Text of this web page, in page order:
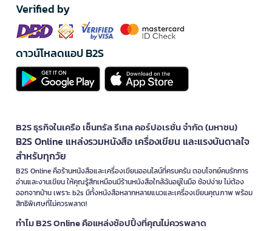
Verified by
ดาวน์โหลดแอป B2S
B2S ธุรกิจในเครือ เซ็นทรัล รีเทล คอร์ปอเรชั่น จำกัด (มหาชน)
B2S Online แหล่งรวมหนังสือ เครื่องเขียน และแรงบันดาลใจ
สำหรับทุกวัย
B2S Online คือร้านหนังสือและเครื่องเขียนออนไลน์ที่ครบครัน ตอบโจทย์คนรักการ
อ่านและงานเขียน ให้คุณรู้สึกเหมือนมีร้านหนังสือใกล้ฉันอยู่ในมือ ช้อปง่าย ไม่ต้อง
ออกจากบ้าน เพราะ b2s มีทั้งหนังสือหลากหลายแนวและเครื่องเขียนคุณภาพ พร้อม
สิทธิพิเศษที่ไม่ควรพลาด!
ทำไม B2S Online คือแหล่งช้อปปิ้งที่คุณไม่ควรพลาด